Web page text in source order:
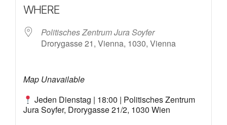
WHERE
Politisches Zentrum Jura Soyfer
Drorygasse 21, Vienna, 1030, Vienna
Map Unavailable
Jeden Dienstag | 18:00 | Politisches Zentrum
Jura Soyfer, Drorygasse 21/2, 1030 Wien